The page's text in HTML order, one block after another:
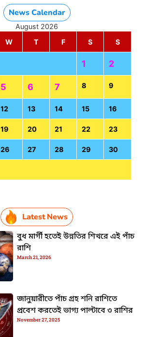
News Calendar
August 2026
W T F S S
1 2
5 6 7 8 9
12 13 14 15 16
19 20 21 22 23
26 27 28 29 30
Latest News
বুধ মার্গী হতেই উন্নতির শিখরে এই পাঁচ
রাশি
March 21, 2026
জানুয়ারীতে পাঁচ গ্রহ শনি রাশিতে
প্রবেশ করতেই ভাগ্য পাল্টাবে ৩ রাশির
November 27, 2025